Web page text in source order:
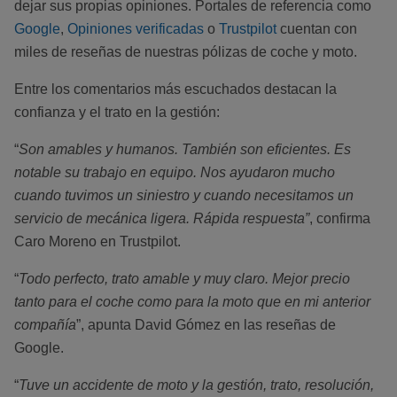
dejar sus propias opiniones. Portales de referencia como
Google, Opiniones verificadas o Trustpilot cuentan con
miles de reseñas de nuestras pólizas de coche y moto.
Entre los comentarios más escuchados destacan la
confianza y el trato en la gestión:
“Son amables y humanos. También son eficientes. Es
notable su trabajo en equipo. Nos ayudaron mucho
cuando tuvimos un siniestro y cuando necesitamos un
servicio de mecánica ligera. Rápida respuesta”, confirma
Caro Moreno en Trustpilot.
“Todo perfecto, trato amable y muy claro. Mejor precio
tanto para el coche como para la moto que en mi anterior
compañía”, apunta David Gómez en las reseñas de
Google.
“Tuve un accidente de moto y la gestión, trato, resolución,